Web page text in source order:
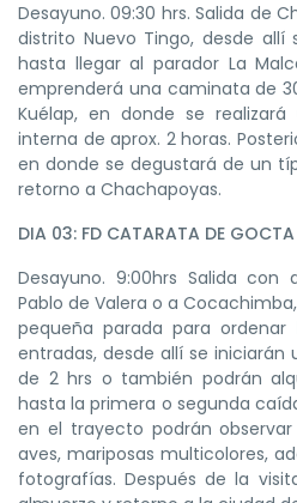
Desayuno. 09:30 hrs. Salida de
distrito Nuevo Tingo, desde
hasta llegar al parador La
emprenderá una caminata de
Kuélap, en donde se
interna de aprox. 2 horas.
en donde se degustará de un
retorno a Chachapoyas.
DIA 03: FD CATARATA DE GOCTA
Desayuno. 9:00hrs Salida
Pablo de Valera o a
pequeña parada para
entradas, desde allí se
de 2 hrs o también podrán
hasta la primera o segunda
en el trayecto podrán
aves, mariposas multicolores,
fotografías. Después de la